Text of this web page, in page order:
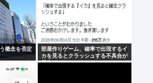
る？
「事務所どこぉ？ 俺、吉本興業
メディ『バタリアン』 BS-TBSで8月
概念を否定
部屋作りゲーム、確率で出現するイ
カを見るとクラッシュする不具合が
発生